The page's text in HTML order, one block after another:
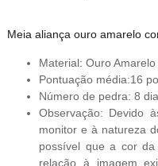
Meia aliança ouro amarelo
Material: Ouro
Pontuação média:16
Número de pedra: 8
Observação: Devido
monitor e à natureza
possível que a cor
relação à imagem